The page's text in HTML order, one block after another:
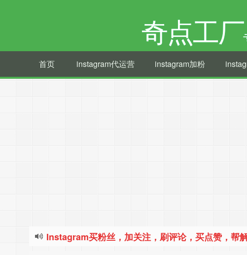
奇点工厂
首页 instagram代运营 instagram加粉
Instagram买粉丝，加关注，刷评论，买点赞，帮